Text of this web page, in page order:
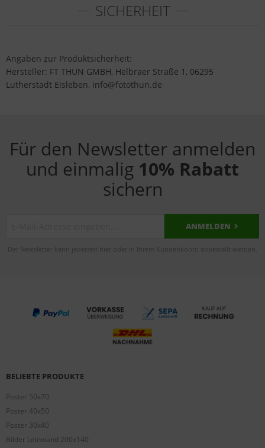
SICHERHEIT
Angaben zur Produktsicherheit:
Hersteller: FT THUN GMBH, Helbraer Straße 1, 06295
Lutherstadt Eisleben, info@fotothun.de
Für den Newsletter anmelden
und einmalig 10% Rabatt
sichern
ANMELDEN
Der Newsletter kann jederzeit hier oder in Ihrem Kundenkonto abbestellt werden.
BELIEBTE PRODUKTE
Poster 50x70
Poster 40x50
Poster 30x40
Bilder Leinwand 200x140